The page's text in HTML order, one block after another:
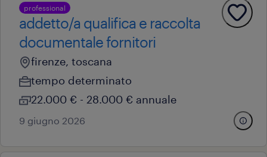
professional
addetto/a qualifica e raccolta
documentale fornitori
firenze, toscana
tempo determinato
22.000 € - 28.000 € annuale
9 giugno 2026